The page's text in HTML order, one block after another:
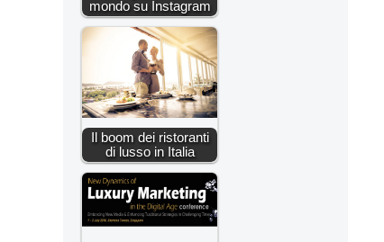
mondo su Instagram
Il boom dei ristoranti
di lusso in Italia